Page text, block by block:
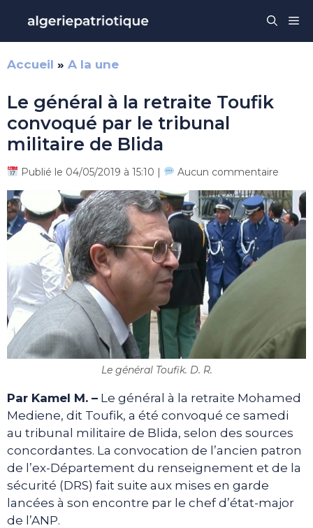
contenu
Accueil » A la une
Le général à la retraite Toufik
convoqué par le tribunal
militaire de Blida
Publié le 04/05/2019 à 15:10 | Aucun commentaire
Le général Toufik. D. R.
Par Kamel M. – Le général à la retraite Mohamed
Mediene, dit Toufik, a été convoqué ce samedi
au tribunal militaire de Blida, selon des sources
concordantes. La convocation de l’ancien patron
de l’ex-Département du renseignement et de la
sécurité (DRS) fait suite aux mises en garde
lancées à son encontre par le chef d’état-major
de l’ANP.